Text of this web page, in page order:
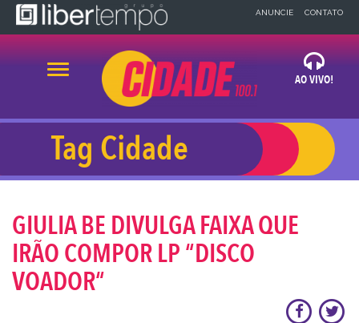
ANUNCIE CONTATO
Alternar navegação
AO VIVO!
×
NEWS
32 99918-1483
Tag Cidade
GIULIA BE DIVULGA FAIXA QUE
IRÃO COMPOR LP “DISCO
VOADOR“